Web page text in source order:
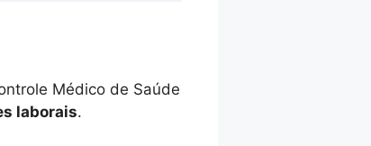
Médico de Saúde
laborais.